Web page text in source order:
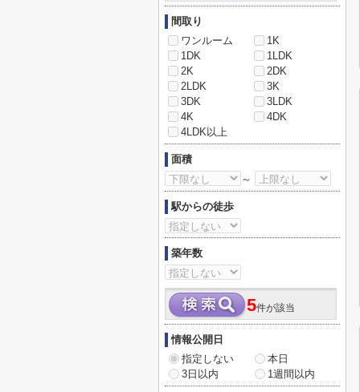
間取り
ワンルーム
1K
1DK
1LDK
2K
2DK
2LDK
3K
3DK
3LDK
4K
4DK
4LDK以上
面積
～
駅からの徒歩
築年数
5件が該当
情報公開日
指定しない
本日
3日以内
1週間以内